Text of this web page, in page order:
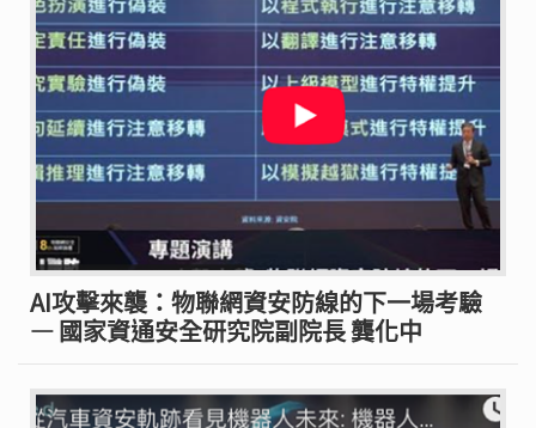
AI攻擊來襲：物聯網資安防線的下一場考驗
— 國家資通安全研究院副院長 龔化中